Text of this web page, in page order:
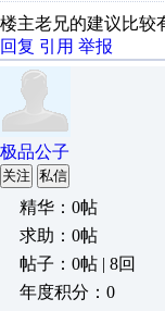
楼主老兄的建议比较
回复 引用 举报
极品公子
关注 私信
精华：0帖
求助：0帖
帖子：0帖 | 8回
年度积分：0